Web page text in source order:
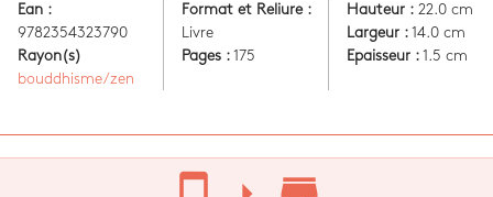
Ean :
9782354323790
Rayon(s)
bouddhisme/zen
Format et Reliure :
Livre
Pages : 175
Hauteur :22.0 cm
Largeur :14.0 cm
Epaisseur :1.5 cm